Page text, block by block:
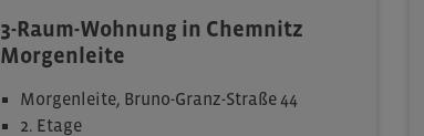
3-Raum-Wohnung in Chemnitz
Morgenleite
Morgenleite, Bruno-Granz-Straße 44
2. Etage